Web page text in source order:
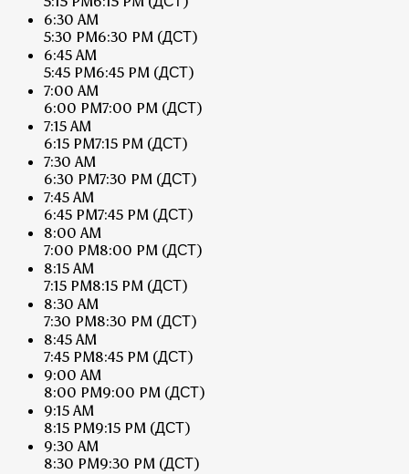
6:30 AM
5:30 PM6:30 PM (ДСТ)
6:45 AM
5:45 PM6:45 PM (ДСТ)
7:00 AM
6:00 PM7:00 PM (ДСТ)
7:15 AM
6:15 PM7:15 PM (ДСТ)
7:30 AM
6:30 PM7:30 PM (ДСТ)
7:45 AM
6:45 PM7:45 PM (ДСТ)
8:00 AM
7:00 PM8:00 PM (ДСТ)
8:15 AM
7:15 PM8:15 PM (ДСТ)
8:30 AM
7:30 PM8:30 PM (ДСТ)
8:45 AM
7:45 PM8:45 PM (ДСТ)
9:00 AM
8:00 PM9:00 PM (ДСТ)
9:15 AM
8:15 PM9:15 PM (ДСТ)
9:30 AM
8:30 PM9:30 PM (ДСТ)